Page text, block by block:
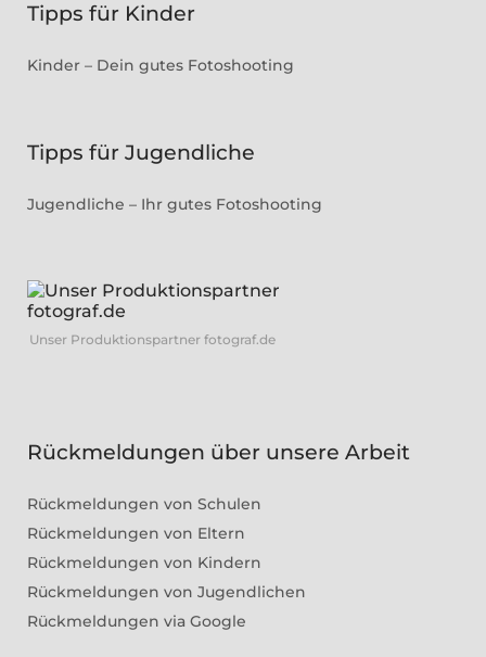
Tipps für Kinder
Kinder – Dein gutes Fotoshooting
Tipps für Jugendliche
Jugendliche – Ihr gutes Fotoshooting
Unser Produktionspartner fotograf.de
Rückmeldungen über unsere Arbeit
Rückmeldungen von Schulen
Rückmeldungen von Eltern
Rückmeldungen von Kindern
Rückmeldungen von Jugendlichen
Rückmeldungen via Google